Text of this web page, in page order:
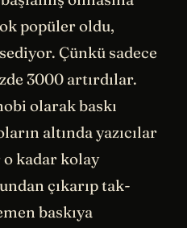
popüler oldu,
Çünkü sadece
3000 artırdılar.
olarak baskı
altında yazıcılar
kadar kolay
çıkarıp tak-
baskıya